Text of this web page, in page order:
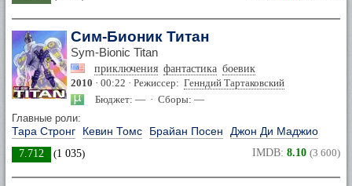
Сим-Бионик Титан
Sym-Bionic Titan
приключения фантастика боевик
2010 · 00:22 · Режиссер: Генндий Тартаковский
Бюджет: — · Сборы: —
Главные роли:
Тара Стронг Кевин Томс Брайан Посен Джон Ди Маджио
7.712 (1 035) IMDB: 8.10 (3 600)